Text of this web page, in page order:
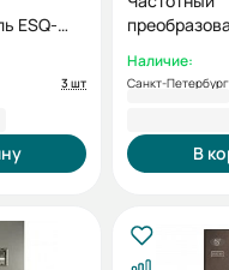
ESQ-
3 шт
280/315кВт
Наличие:
Санкт-
В